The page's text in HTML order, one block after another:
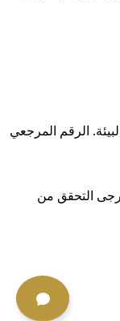
الرقم المرجعي
التحقق من